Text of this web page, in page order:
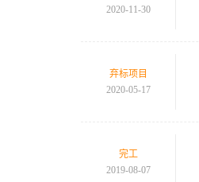
2020-11-30
弃标项目
2020-05-17
完工
2019-08-07